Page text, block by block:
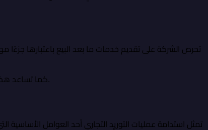
تحرص الشركة على تقديم خدمات ما بعد البيع باعتبارها
كما تساعد هذه الخدمات على تعزيز الثقة وبناء علاقات طويلة الأمد مع العملاء والشركاء التجاريين.
تمثل استدامة عمليات التوريد التجاري أحد العوامل الأساسية